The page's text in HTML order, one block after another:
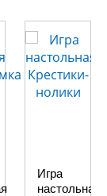
Игра
настольная